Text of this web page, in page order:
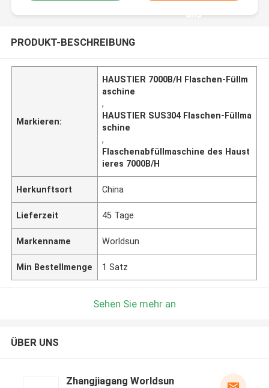
uns
PRODUKT-BESCHREIBUNG
Markieren:
HAUSTIER 7000B/H Flaschen-Füllm
aschine
,
HAUSTIER SUS304 Flaschen-Füllma
schine
,
Flaschenabfüllmaschine des Haust
ieres 7000B/H
Herkunftsort China
Lieferzeit 45 Tage
Markenname Worldsun
Min Bestellmenge 1 Satz
Sehen Sie mehr an
ÜBER UNS
Zhangjiagang Worldsun